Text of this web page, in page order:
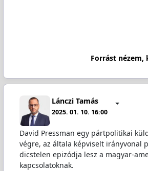
Forrást
Lánczi Tamás
2025. 01. 10. 16:00
David Pressman egy pártpolitikai
végre, az általa képviselt irányvonal
dicstelen epizódja lesz a magyar-
kapcsolatoknak.